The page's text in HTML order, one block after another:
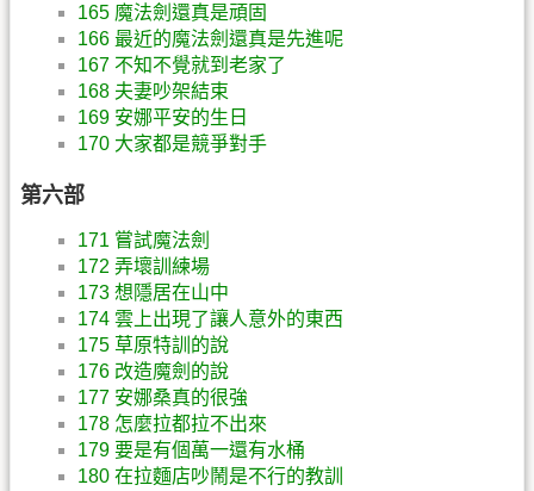
165 魔法劍還真是頑固
166 最近的魔法劍還真是先進呢
167 不知不覺就到老家了
168 夫妻吵架結束
169 安娜平安的生日
170 大家都是競爭對手
第六部
171 嘗試魔法劍
172 弄壞訓練場
173 想隱居在山中
174 雲上出現了讓人意外的東西
175 草原特訓的說
176 改造魔劍的說
177 安娜桑真的很強
178 怎麼拉都拉不出來
179 要是有個萬一還有水桶
180 在拉麵店吵鬧是不行的教訓